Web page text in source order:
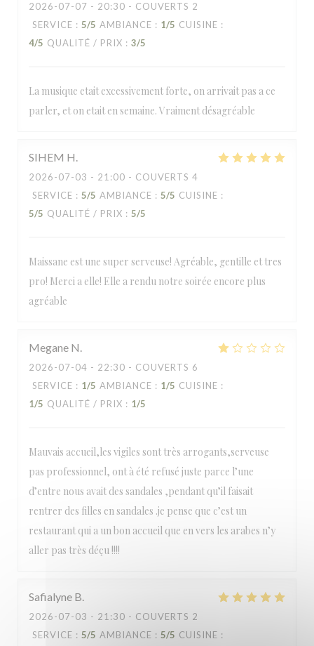
2026-07-07 - 20:30 - COUVERTS 2
SERVICE : 5/5 AMBIANCE : 1/5 CUISINE :
4/5 QUALITÉ / PRIX : 3/5
La musique etait excessivement forte, on arrivait pas a ce
parler, et on etait en semaine. Vraiment désagréable
SIHEM H
2026-07-03 - 21:00 - COUVERTS 4
SERVICE : 5/5 AMBIANCE : 5/5 CUISINE :
5/5 QUALITÉ / PRIX : 5/5
Maissane est une super serveuse! Agréable, gentille et tres
pro! Merci a elle! Elle a rendu notre soirée encore plus
agréable
Megane N
2026-07-04 - 22:30 - COUVERTS 6
SERVICE : 1/5 AMBIANCE : 1/5 CUISINE :
1/5 QUALITÉ / PRIX : 1/5
Mauvais accueil,les vigiles sont très arrogants,serveuse
pas professionnel, ont à été refusé juste parce l’une
d’entre nous avait des sandales ,pendant qu’il faisait
rentrer des filles en sandales .je pense que c’est un
restaurant qui a un bon accueil que en vers les arabes n’y
aller pas très déçu !!!!
Safialyne B
2026-07-03 - 21:30 - COUVERTS 2
SERVICE : 5/5 AMBIANCE : 5/5 CUISINE :